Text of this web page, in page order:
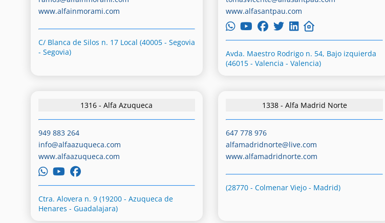
www.alfainmorami.com
C/ Blanca de Silos n. 17 Local (40005 - Segovia
- Segovia)
www.alfasantpau.com
Avda. Maestro Rodrigo n. 54, Bajo izquierda
(46015 - Valencia - Valencia)
1316 - Alfa Azuqueca
949 883 264
info@alfaazuqueca.com
www.alfaazuqueca.com
Ctra. Alovera n. 9 (19200 - Azuqueca de
Henares - Guadalajara)
1338 - Alfa Madrid Norte
647 778 976
alfamadridnorte@live.com
www.alfamadridnorte.com
(28770 - Colmenar Viejo - Madrid)